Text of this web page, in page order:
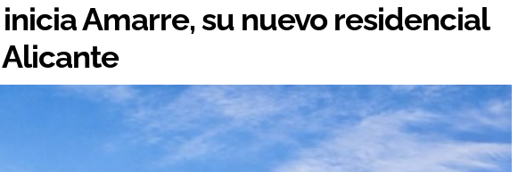
Amarre, su nuevo residencial
Alicante